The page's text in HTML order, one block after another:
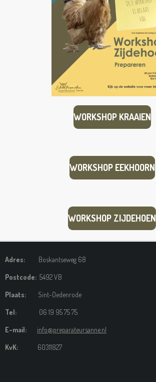
WORKSHOP KRAAIEN
WORKSHOP EEKHOORN
WORKSHOP ZIJDEHOEN
Adres: Boskantseweg 68
Postcode: 5492 VB
Plaats: Sint-Oedenrode
Tel: 06 19 95 75 75
E-mail: info@preparateursanne.nl
KvK: 60311827